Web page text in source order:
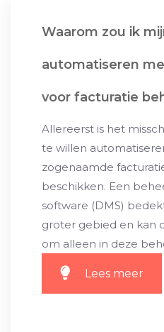
Waarom zou ik
automatiseren
voor facturatie
Allereerst is het
te willen
zogenaamde
beschikken. Een
software (DMS)
groter gebied en kan
om alleen in deze
Lees meer